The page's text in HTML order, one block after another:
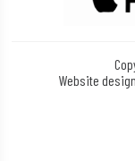
Website